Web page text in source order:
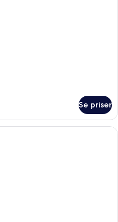
Se priser
Ett modernt hotellrum med en stor